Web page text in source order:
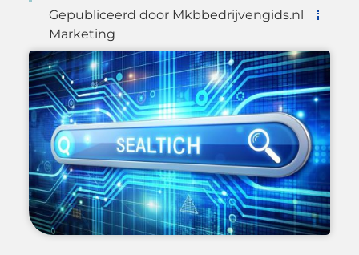
Gepubliceerd door Mkbbedrijvengids.nl
Marketing